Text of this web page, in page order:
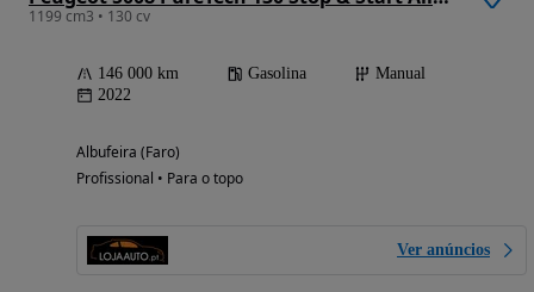
1199 cm3 • 130 cv
146 000 km Gasolina
Manual
2022
Albufeira (Faro)
Profissional • Para o topo
Ver anúncios